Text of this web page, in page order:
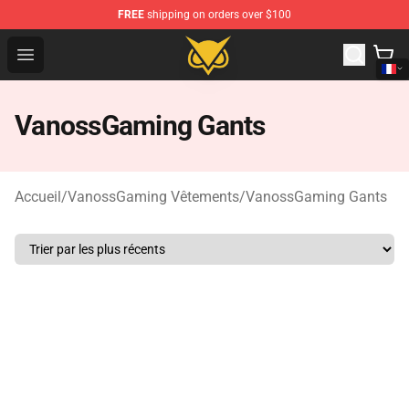
FREE shipping on orders over $100
Open menu
Vanossgaming Store - Official Vanossgaming
VanossGaming Gants
Accueil/VanossGaming Vêtements/VanossGaming Gants